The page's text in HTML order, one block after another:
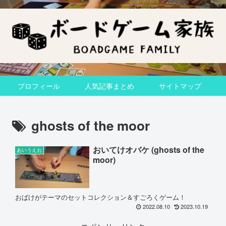
プロフィール 人気記事まとめ サイトマップ
ghosts of the moor
あいうえお
おいてけオバケ (ghosts of the
moor)
おばけがテーマのセットコレクション＆すごろくゲーム！
2022.08.10 2023.10.19